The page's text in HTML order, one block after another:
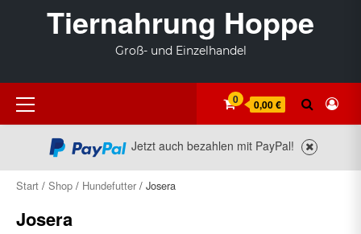
Tiernahrung Hoppe
Groß- und Einzelhandel
Primäres
Menü
0 0,00 €
Jetzt auch bezahlen mit PayPal!
Start / Shop / Hundefutter / Josera
Josera